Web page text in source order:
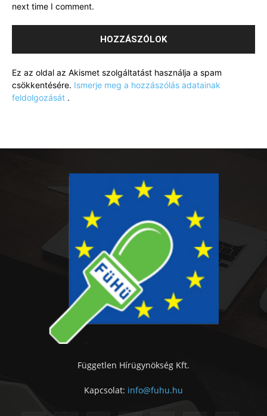
next time I comment.
Ez az oldal az Akismet szolgáltatást használja a spam
csökkentésére. Ismerje meg a hozzászólás adatainak
feldolgozását .
Független Hírügynökség Kft.
Kapcsolat: info@fuhu.hu